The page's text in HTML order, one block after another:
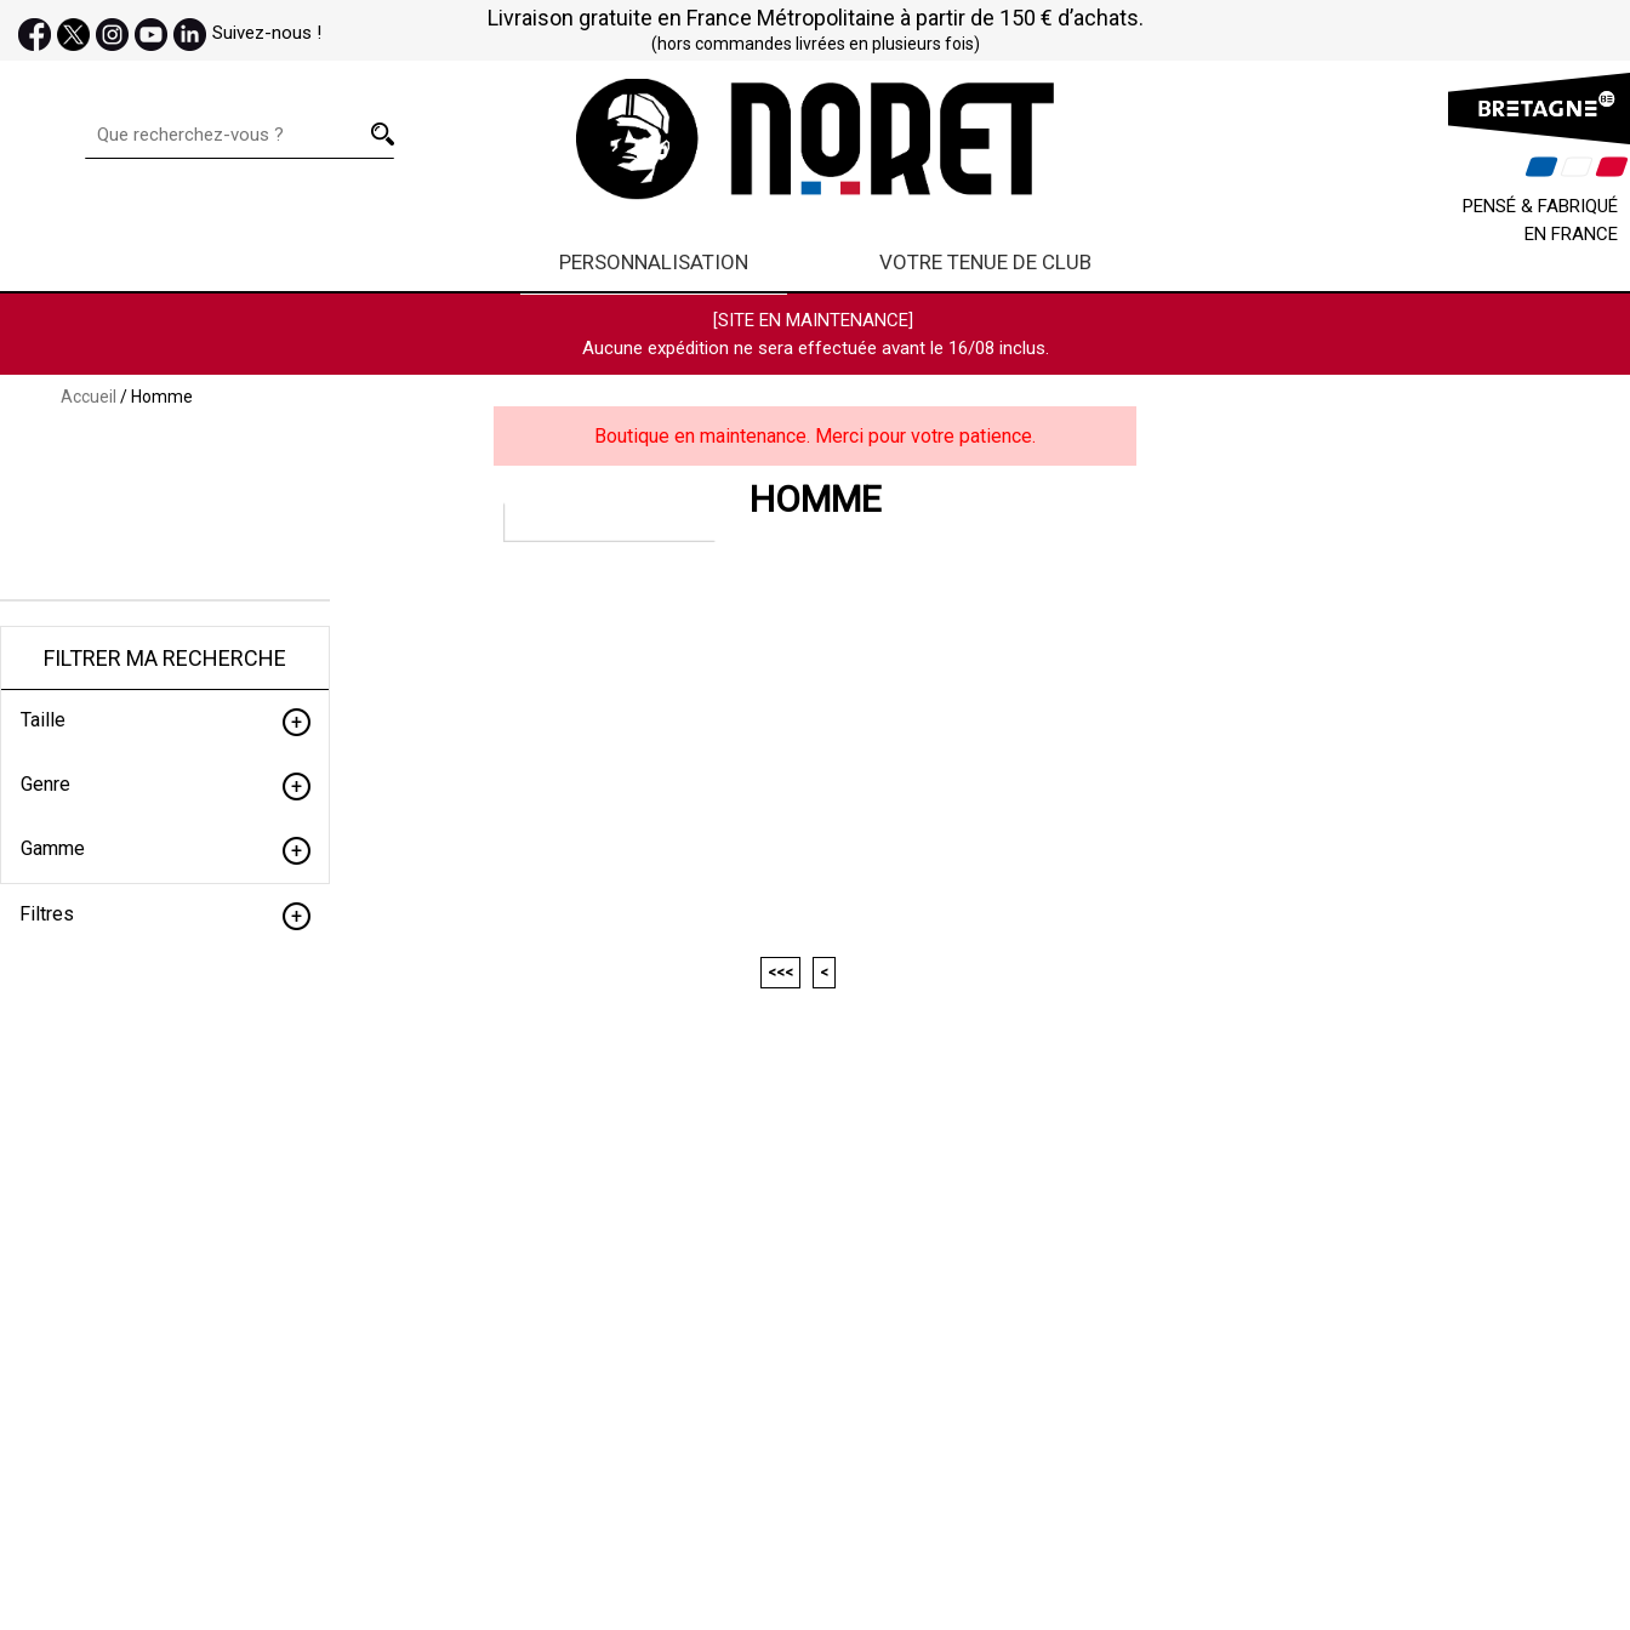
Suivez-nous !
Livraison gratuite en France Métropolitaine à partir de 150 € d’achats.
(hors commandes livrées en plusieurs fois)
PENSÉ & FABRIQUÉ
EN FRANCE
PERSONNALISATION VOTRE TENUE DE CLUB
[SITE EN MAINTENANCE]
Aucune expédition ne sera effectuée avant le 16/08 inclus.
Accueil / Homme
Boutique en maintenance. Merci pour votre patience.
HOMME
FILTRER MA RECHERCHE
Taille
Genre
Gamme
Filtres
<<< <